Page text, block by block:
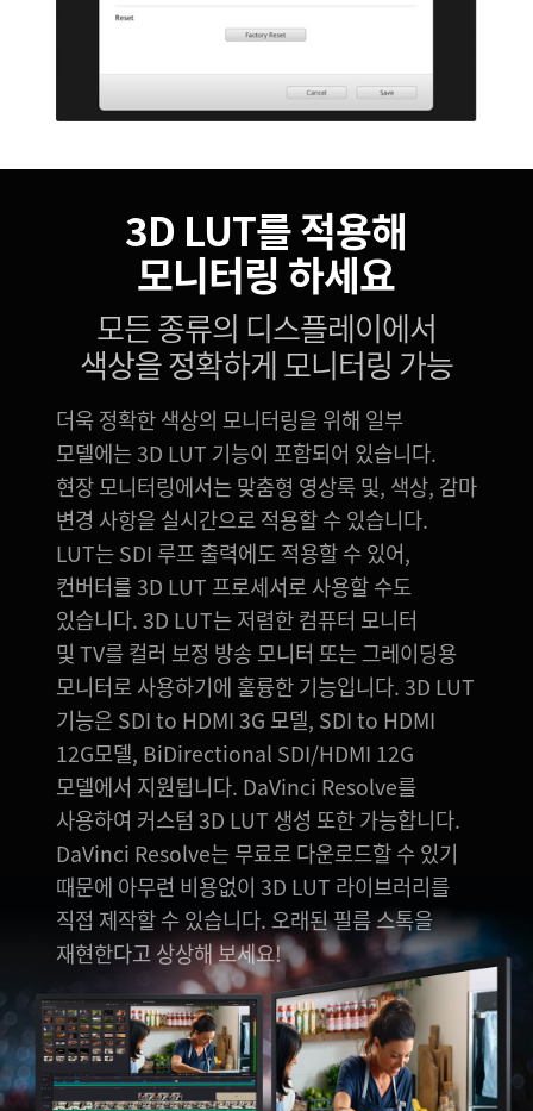
3D LUT를 적용해
모니터링 하세요
모든 종류의 디스플레이에서
색상을 정확하게 모니터링 가능
더욱 정확한 색상의 모니터링을 위해 일부
모델에는 3D LUT 기능이 포함되어 있습니다.
현장 모니터링에서는 맞춤형 영상룩 및, 색상, 감마
변경 사항을 실시간으로 적용할 수 있습니다.
LUT는 SDI 루프 출력에도 적용할 수 있어,
컨버터를 3D LUT 프로세서로 사용할 수도
있습니다. 3D LUT는 저렴한 컴퓨터 모니터
및 TV를 컬러 보정 방송 모니터 또는 그레이딩용
모니터로 사용하기에 훌륭한 기능입니다. 3D LUT
기능은 SDI to HDMI 3G 모델, SDI to HDMI
12G모델, BiDirectional SDI/HDMI 12G
모델에서 지원됩니다. DaVinci Resolve를
사용하여 커스텀 3D LUT 생성 또한 가능합니다.
DaVinci Resolve는 무료로 다운로드할 수 있기
때문에 아무런 비용없이 3D LUT 라이브러리를
직접 제작할 수 있습니다. 오래된 필름 스톡을
재현한다고 상상해 보세요!